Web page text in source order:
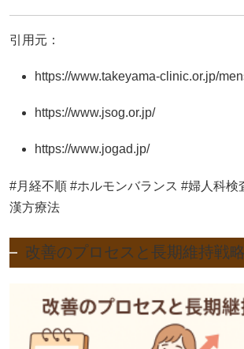
引用元：
https://www.takeyama-clinic.or.jp/
https://www.jsog.or.jp/
https://www.jogad.jp/
#月経不順 #ホルモンバランス #婦人科検
漢方療法
改善のプロセスと長期維持戦略